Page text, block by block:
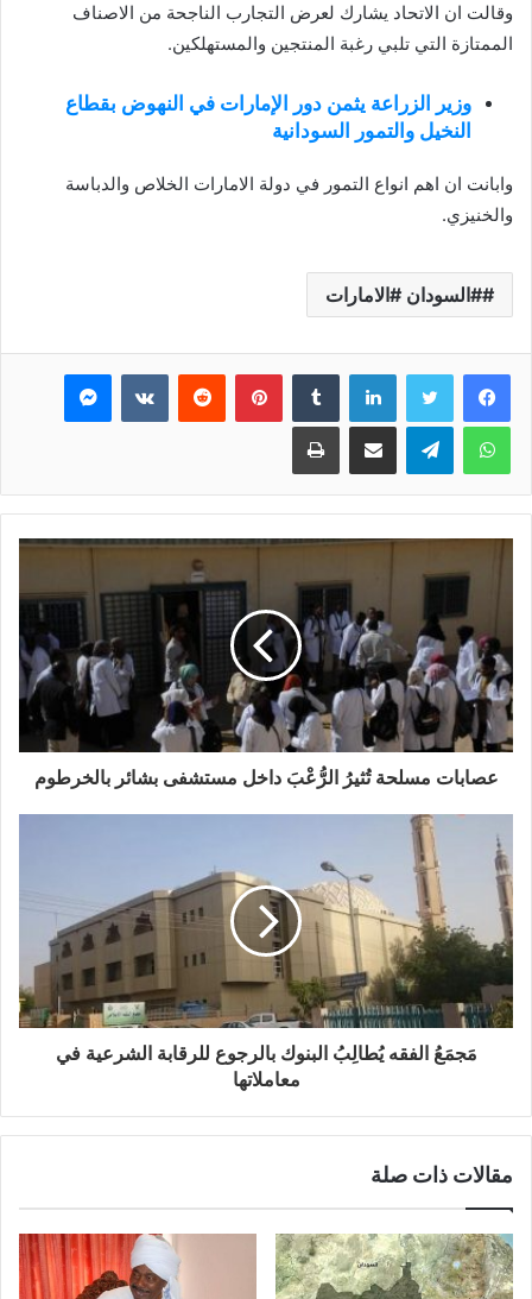
وقالت ان الاتحاد يشارك لعرض التجارب الناجحة من الاصناف
الممتازة التي تلبي رغبة المنتجين والمستهلكين.
وزير الزراعة يثمن دور الإمارات في النهوض بقطاع
النخيل والتمور السودانية
وابانت ان اهم انواع التمور في دولة الامارات الخلاص والدباسة
والخنيزي.
#السودان #الامارات
فيسبوك تويتر لينكدإن بينتيريست ماسنجر
واتساب تيلقرام مشاركة عبر البريد طباعة
عصابات مسلحة تُثيرُ الرُّعْبَ داخل مستشفى بشائر بالخرطوم
مَجمَعُ الفقه يُطالِبُ البنوك بالرجوع للرقابة الشرعية في
معاملاتها
مقالات ذات صلة